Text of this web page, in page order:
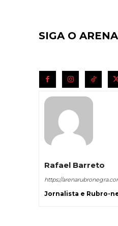
SIGA O ARENA
Rafael Barreto
https://
Jornalista e Rubro-